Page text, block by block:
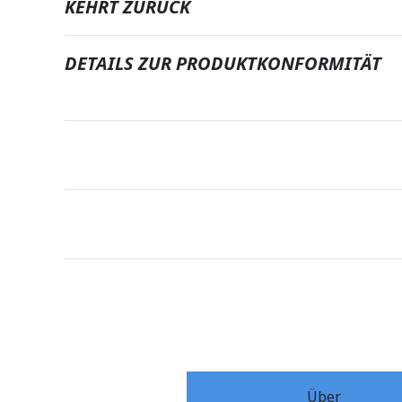
KEHRT ZURÜCK
DETAILS ZUR PRODUKTKONFORMITÄT
Über